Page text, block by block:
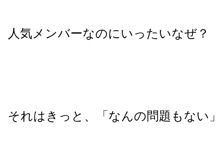
人気メンバーなのにいったいなぜ？
それはきっと、「なんの問題もない